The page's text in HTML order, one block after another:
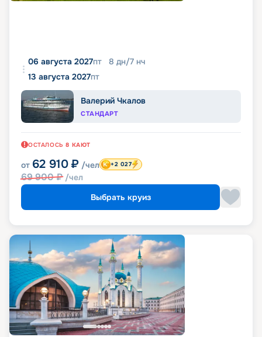
06 августа 2027пт 8 дн/7 нч
13 августа 2027пт
Валерий Чкалов
СТАНДАРТ
ОСТАЛОСЬ 8 КАЮТ
от 62 910 ₽ /чел
69 900₽ /чел
+2 027
Выбрать круиз